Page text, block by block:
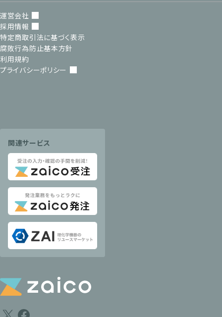
運営会社
採用情報
特定商取引法に基づく表示
腐敗行為防止基本方針
利用規約
プライバシーポリシー
関連サービス